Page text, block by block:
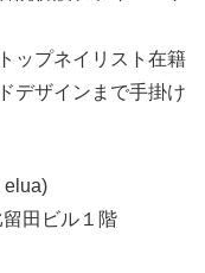
ップネイリスト在籍
デザインまで手掛け
elua)
田ビル１階